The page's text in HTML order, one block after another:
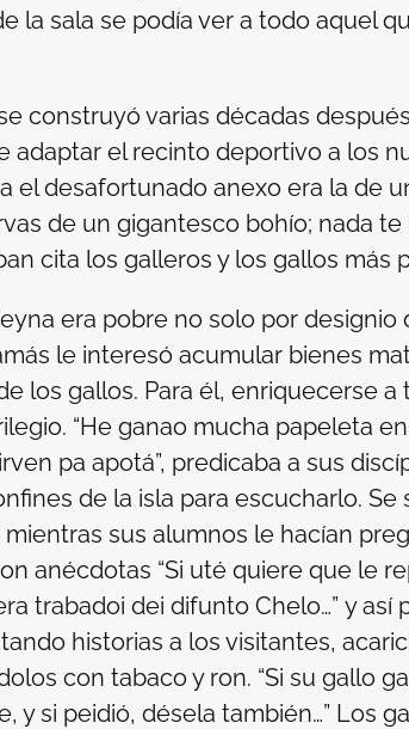
la sala se podía ver a todo aquel
construyó varias décadas
adaptar el recinto deportivo a los
el desafortunado anexo era la de
de un gigantesco bohío; nada
cita los galleros y los gallos más
era pobre no solo por designio
le interesó acumular bienes
los gallos. Para él, enriquecerse
“He ganao mucha papeleta
pa apotá”, predicaba a sus
de la isla para escucharlo.
mientras sus alumnos le hacían
anécdotas “Si uté quiere que le
trabadoi dei difunto Chelo…” y así
historias a los visitantes,
con tabaco y ron. “Si su gallo
y si peidió, désela también…” Los